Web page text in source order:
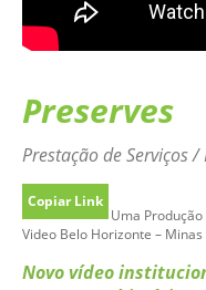
Preserves
Prestação de Serviços
Copiar Link
Uma
Video Belo Horizonte –
Novo vídeo